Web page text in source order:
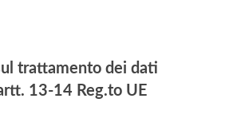
trattamento dei dati
13-14 Reg.to UE